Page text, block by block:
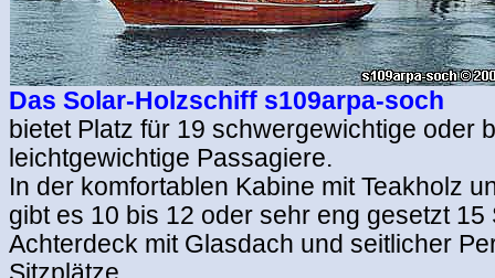
Das Solar-Holzschiff s109arpa-soch
bietet Platz für 19 schwergewichtige oder
leichtgewichtige Passagiere.
In der komfortablen Kabine mit Teakholz
gibt es 10 bis 12 oder sehr eng gesetzt 15
Achterdeck mit Glasdach und seitlicher